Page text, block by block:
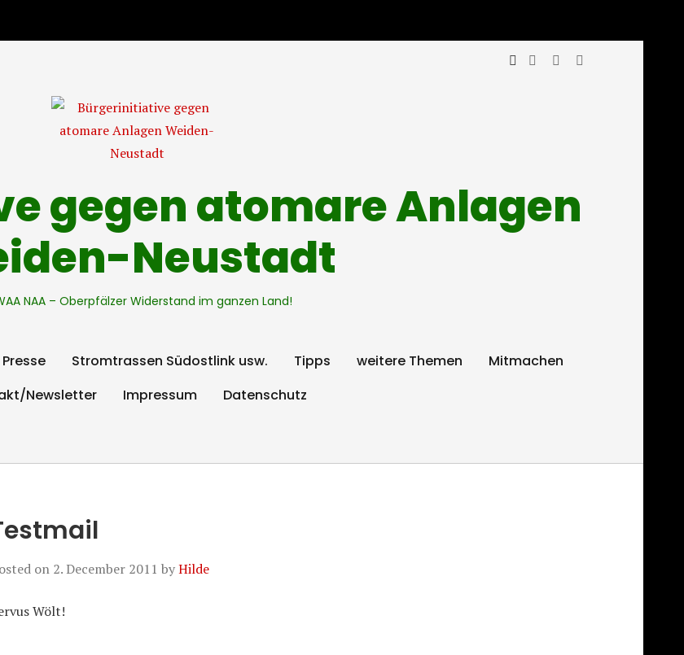
gegen atomare Anlagen
Neustadt
NAA – Oberpfälzer Widerstand im ganzen Land!
Presse Stromtrassen Südostlink usw. Tipps weitere Themen
Mitmachen
Newsletter
Impressum Datenschutz
on 2. December 2011 byHilde
Wölt!